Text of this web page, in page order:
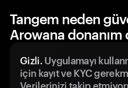
Tangem neden
Arowana donanım
Gizli.Uygulamayı
için kayıt ve KYC
Verilerinizi takip